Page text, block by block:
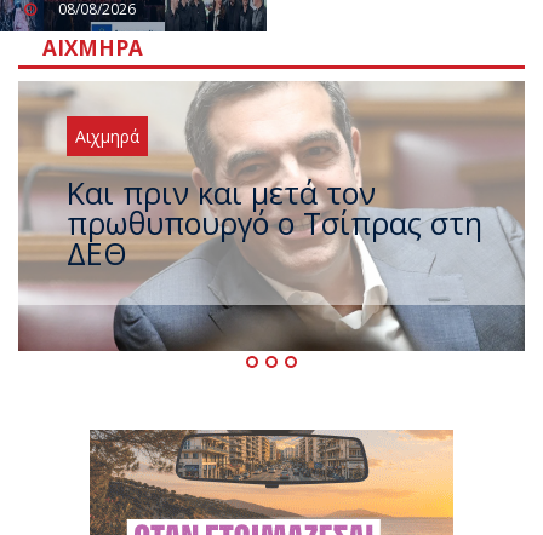
08/08/2026
ΑΙΧΜΗΡΆ
Αιχμηρά
Έρχεται νέο ισχυρό κύμα
ζέστης με 40 βαθμούς Κελσίου
– Ο καιρός έως τον
Δεκαπενταύγουστο